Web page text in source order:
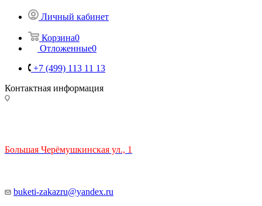
Личный кабинет
Корзина0
Отложенные0
+7 (499) 113 11 13
Контактная информация
Большая Черёмушкинская ул., 1
buketi-zakazru@yandex.ru